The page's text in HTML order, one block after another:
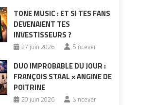
TONE MUSIC : ET SI TES FANS
DEVENAIENT TES
INVESTISSEURS ?
27 juin 2026 Sincever
DUO IMPROBABLE DU JOUR :
FRANÇOIS STAAL × ANGINE DE
POITRINE
20 juin 2026 Sincever